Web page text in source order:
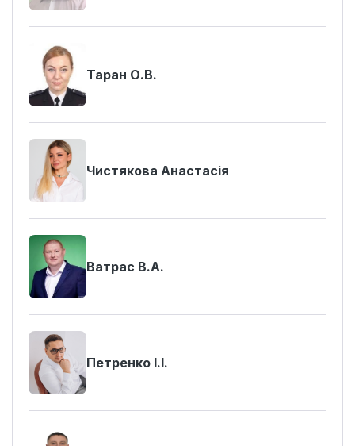
Таран О.В.
Чистякова Анастасія
Ватрас В.А.
Петренко І.І.